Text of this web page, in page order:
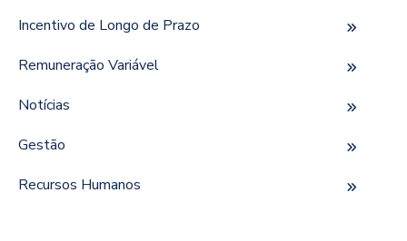
Incentivo de Longo de Prazo
Remuneração Variável
Notícias
Gestão
Recursos Humanos